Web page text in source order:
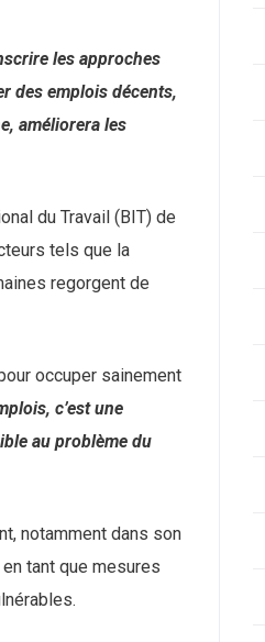
les approches
des emplois décents,
améliorera les
du Travail (BIT) de
tels que la
regorgent de
occuper sainement
c’est une
au problème du
notamment dans son
tant que mesures